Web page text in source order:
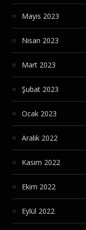
Mayıs 2023
Nisan 2023
Mart 2023
Şubat 2023
Ocak 2023
Aralık 2022
Kasım 2022
Ekim 2022
Eylül 2022